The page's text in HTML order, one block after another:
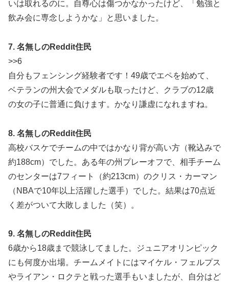
いは取れるのに。自尊心は傷つかなかったけど、「勉強と
飲み会に専念しようかな」と思いました。
7. 名無しのReddit住民
>>6
自分もフェンシング経験者です！49歳でエペを始めて、
ベテランの州大会でメダルも取ったけど、クラブの12歳
の女の子に普通に負けます。かなり謙虚になれますね。
8. 名無しのReddit住民
高校バスケでチームの中ではかなり背が高い方（靴込みで
約188cm）でした。ある年の州プレーオフで、相手チーム
のセンターは7フィート（約213cm）のクリス・カーマン
（NBAで10年以上活躍した選手）でした。結果は70点近
く差がついて大敗しました（笑）。
9. 名無しのReddit住民
6歳から18歳まで競泳してました。ジュニアオリンピック
にも何度か出場。チームメイトにはマイケル・フェルプス
やライアン・ロクテと戦った選手もいましたが、自分はど